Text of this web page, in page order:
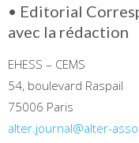
• Editorial
avec la rédaction
EHESS – CEMS
54, boulevard Raspail
75006 Paris
alter.journal@alter-